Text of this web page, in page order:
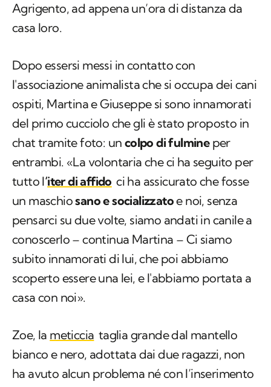
Agrigento, ad appena un’ora di distanza da
casa loro.
Dopo essersi messi in contatto con
l'associazione animalista che si occupa dei cani
ospiti, Martina e Giuseppe si sono innamorati
del primo cucciolo che gli è stato proposto in
chat tramite foto: un colpo di fulmineper
entrambi. «La volontaria che ci ha seguito per
tutto l‘iter di affido ci ha assicurato che fosse
un maschiosano e socializzatoe noi, senza
pensarci su due volte, siamo andati in canile a
conoscerlo – continua Martina – Ci siamo
subito innamorati di lui, che poi abbiamo
scoperto essere una lei, e l'abbiamo portata a
casa con noi».
Zoe, la meticcia taglia grande dal mantello
bianco e nero, adottata dai due ragazzi, non
ha avuto alcun problema né con l’inserimento